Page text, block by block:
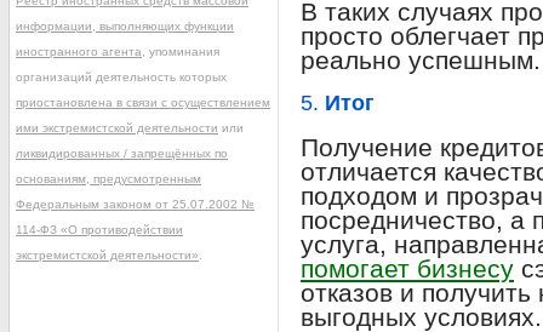
В таких случаях
просто облегчает
реально успешным.
5. Итог
Получение
отличается
подходом и
посредничество, а
услуга,
помогает бизнесу
отказов и
выгодных условиях.
информации, выполняющих функции
иностранного агента , упоминания
организаций деятельность которых
приостановлена в связи с осуществлением
ими экстремистской деятельности или
ликвидированных / запрещённых по
основаниям, предусмотренным
Федеральным законом от 25.07.2002 №
114-ФЗ «О противодействии
экстремистской деятельности»